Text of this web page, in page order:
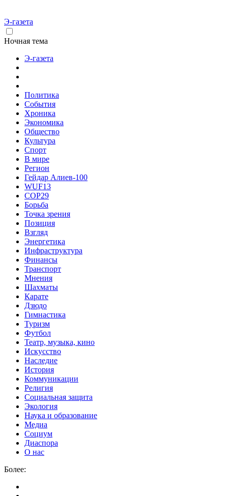
Э-газета
Ночная тема
Э-газета
Политика
События
Хроника
Экономика
Общество
Культура
Спорт
В мире
Регион
Гейдар Алиев-100
WUF13
COP29
Борьба
Точка зрения
Позиция
Взгляд
Энергетика
Инфраструктура
Финансы
Транспорт
Мнения
Шахматы
Карате
Дзюдо
Гимнастика
Туризм
Футбол
Театр, музыка, кино
Искусство
Наследие
История
Коммуникации
Религия
Социальная защита
Экология
Наука и образование
Медиа
Социум
Диаспора
О нас
Более: